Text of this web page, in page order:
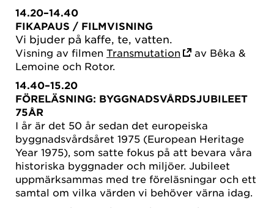
14.20–14.40
FIKAPAUS / FILMVISNING
Vi bjuder på kaffe, te, vatten.
Visning av filmen Transmutation
av Bêka &
Lemoine och Rotor.
14.40–15.20
FÖRELÄSNING: BYGGNADSVÅRDSJUBILEET
75ÅR
I år är det 50 år sedan det europeiska
byggnadsvårdsåret 1975 (European Heritage
Year 1975), som satte fokus på att bevara våra
historiska byggnader och miljöer. Jubileet
uppmärksammas med tre föreläsningar och ett
samtal om vilka värden vi behöver värna idag.